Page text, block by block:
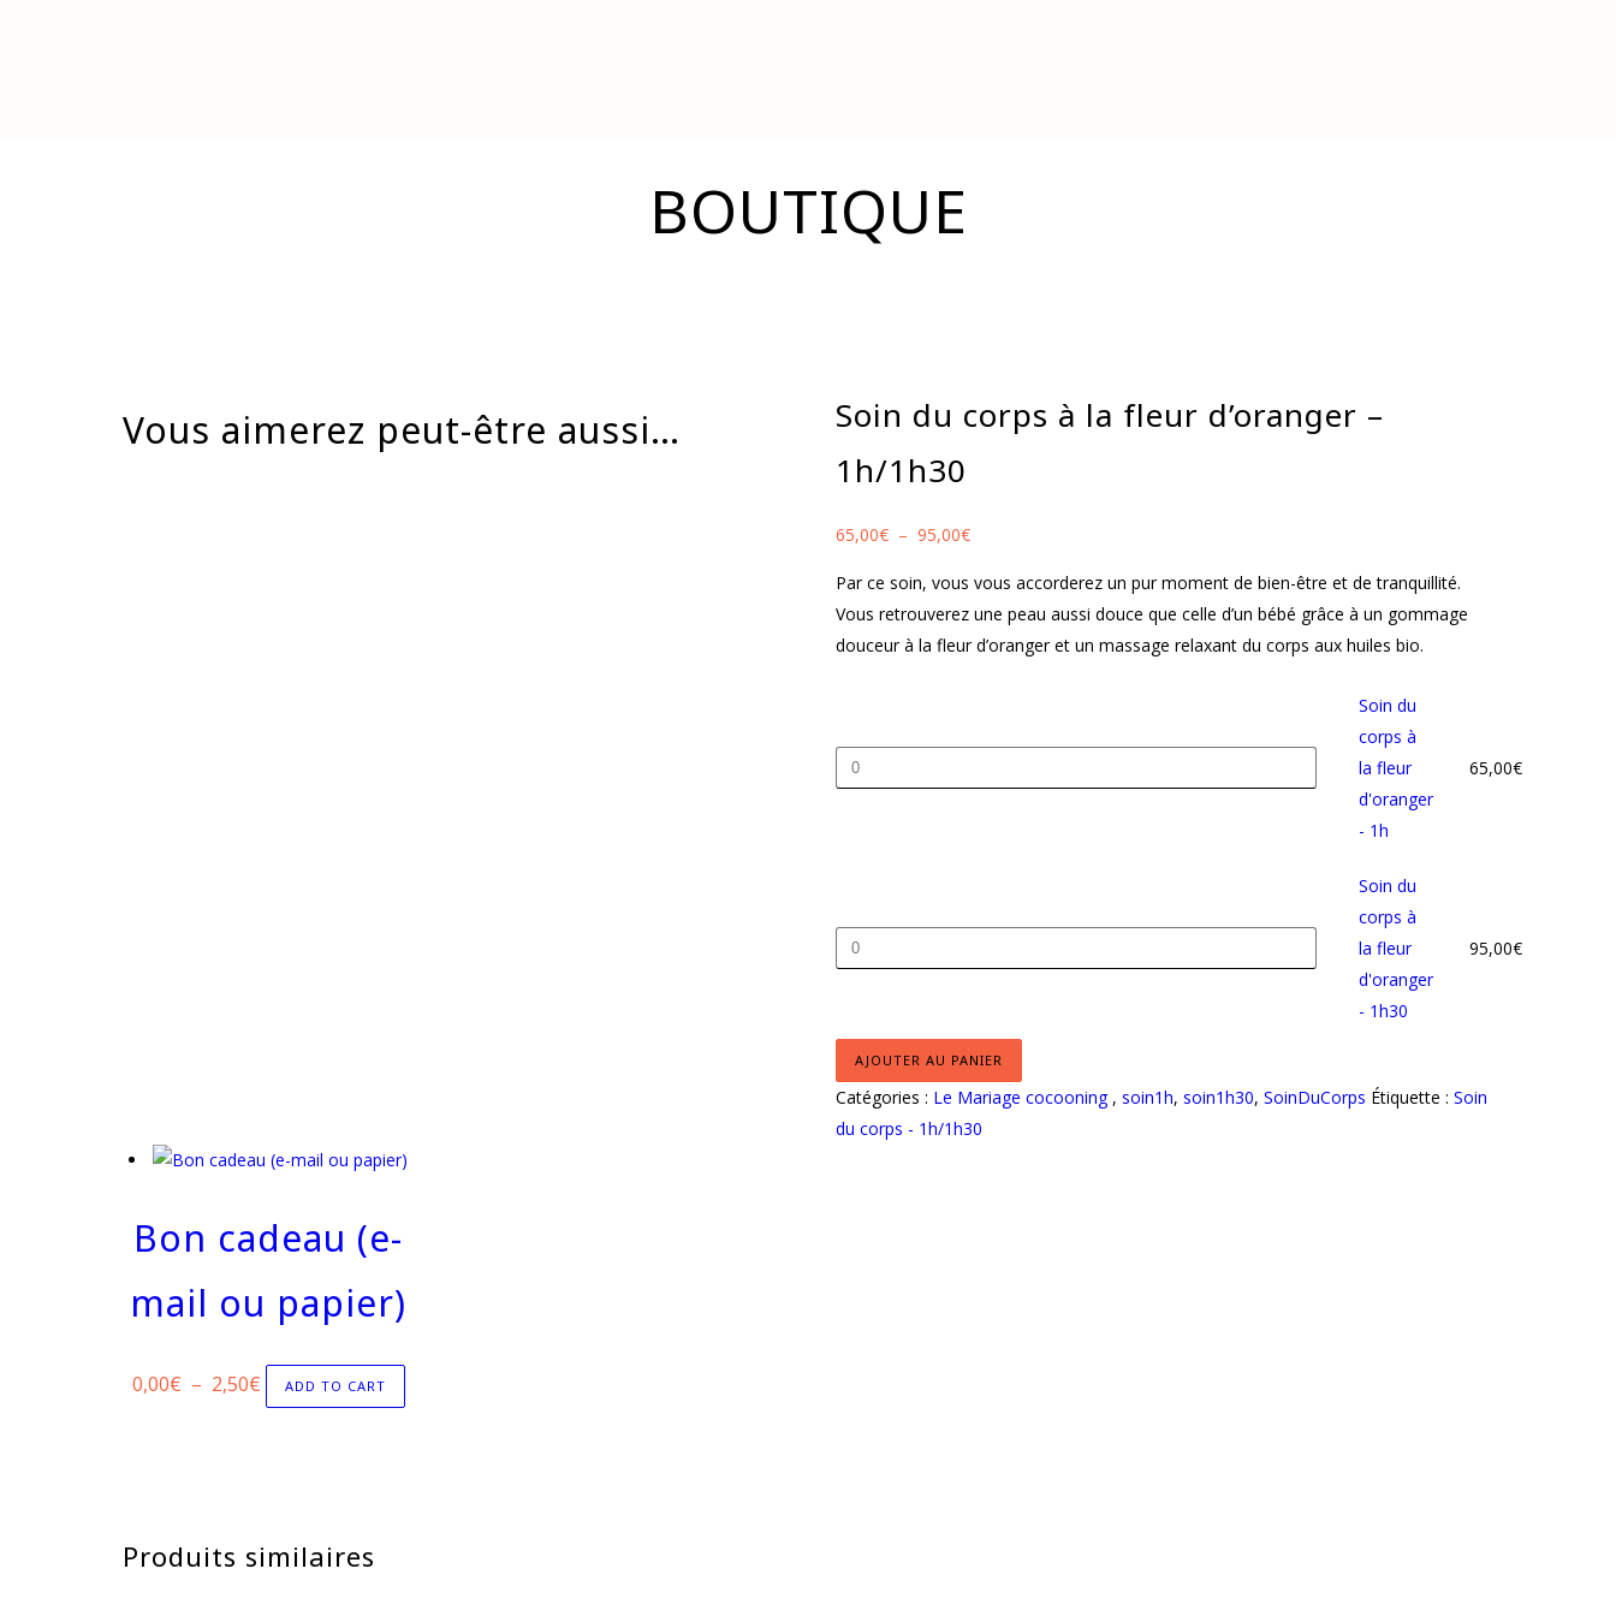
BOUTIQUE
Soin du corps à la fleur d’oranger –
1h/1h30
65,00€ – 95,00€Plage
prix :
65,00€
à
Par ce soin, vous vous accorderez un pur moment de bien-être et de tranquillité.
Vous retrouverez une peau aussi douce que celle d’un bébé grâce à un gommage
douceur à la fleur d’oranger et un massage relaxant du corps aux huiles bio.
quantité
de
-
Soin du
corps à
la fleur
d'oranger
- 1h
65,00€
quantité
de
du
corps
à
la
Soin du
corps à
la fleur
d'oranger
- 1h30
95,00€
AJOUTER AU PANIER
Catégories : Le Mariage cocooning , soin1h, soin1h30, SoinDuCorps Étiquette : Soin
du corps - 1h/1h30
Vous aimerez peut-être aussi…
Bon cadeau (e-
mail ou papier)
0,00€ – 2,50€Plage
de
ADD TO CART
Produits similaires